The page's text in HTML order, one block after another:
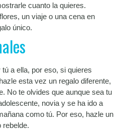
cuanto la quieres.
un viaje o una cena en
único.
a ella, por eso, si quieres
esta vez un regalo diferente,
No te olvides que aunque sea tu
novia y se ha ido a
como tú. Por eso, hazle un
rebelde.